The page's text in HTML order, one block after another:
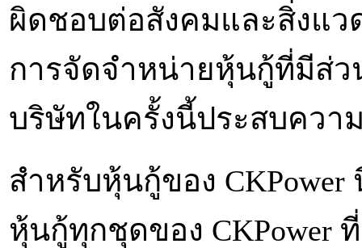
ผิดชอบต่อสังคมและสิ่งแ
การจัดจำหน่ายหุ้นกู้ที่มีส่
บริษัทในครั้งนี้ประสบควา
สำหรับหุ้นกู้ของ
หุ้นกู้ทุกชุดของ CKPower